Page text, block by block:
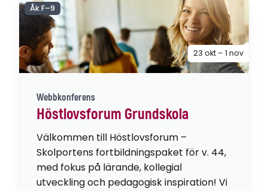
Webbkonferens
Höstlovsforum Grundskola
Välkommen till Höstlovsforum –
Skolportens fortbildningspaket för v. 44,
med fokus på lärande, kollegial
utveckling och pedagogisk inspiration! Vi
Åk F–9
23 okt – 1 nov